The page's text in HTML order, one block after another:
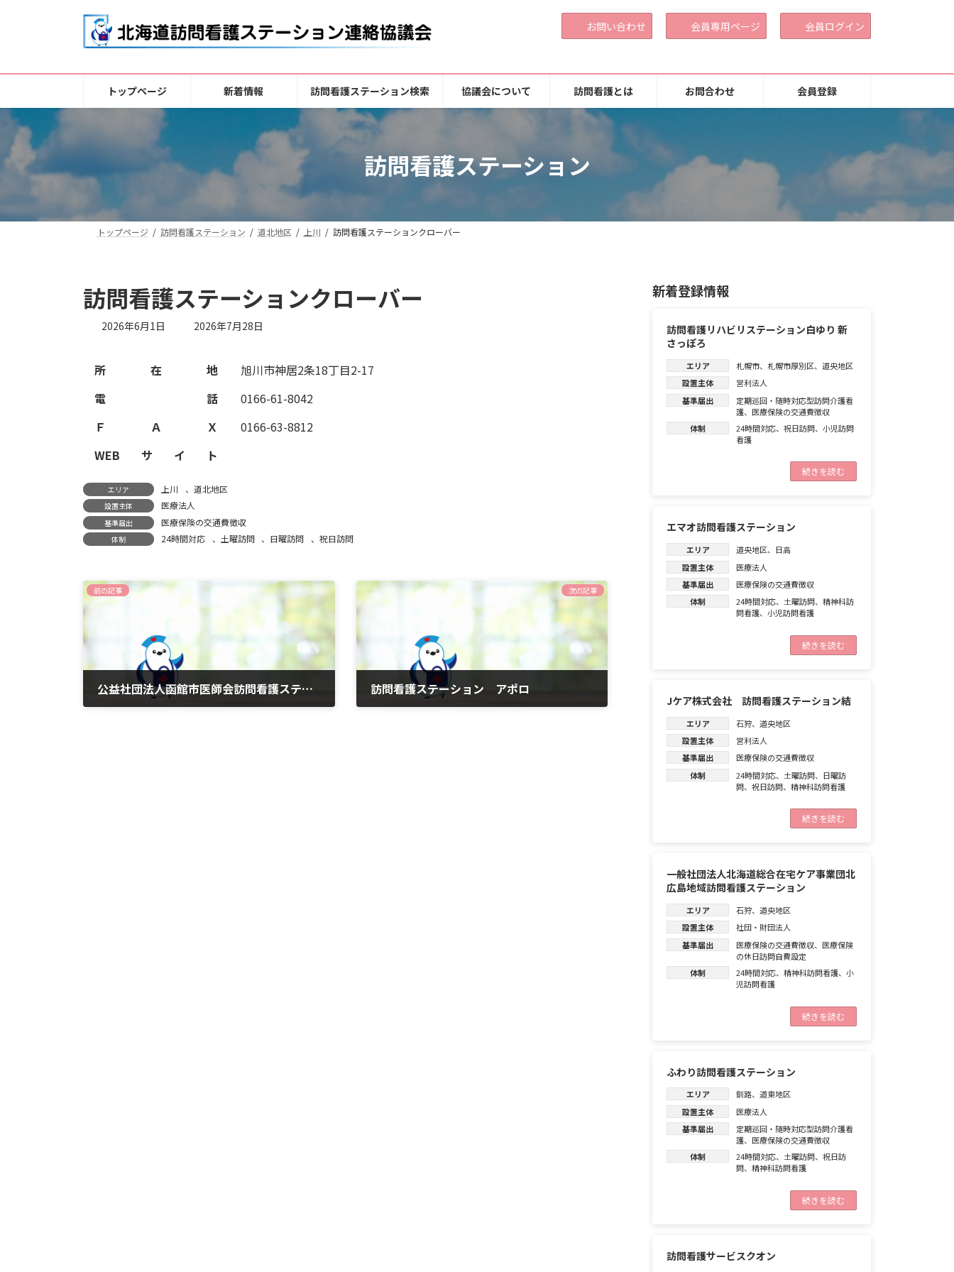
ツ
ス
プ
シ
ン
動
お問い合わせ 会員専用ページ 会員ログイン
トップページ 新着情報 訪問看護ステーション検索 協議会について 訪問看護とは お問合わせ 会員登録
訪問看護ステーション
トップページ 訪問看護ステーション 道北地区 上川 訪問看護ステーションクローバー
訪問看護ステーションクローバー
2026年6月1日
最
2026年7月28日
所在地
旭川市神居2条18丁目2-17
電話
0166-61-8042
ＦＡＸ
0166-63-8812
WEBサイト
エリア 上川 、 道北地区
設置主体 医療法人
基準届出 医療保険の交通費徴収
体制 24時間対応 、 土曜訪問 、 日曜訪問 、 祝日訪問
前の記事
公益社団法人函館市医師会訪問看護ステーション
次の記事
訪問看護ステーション アポロ
新着登録情報
訪問看護リハビリステーション白ゆり 新
さっぽろ
エリア 札幌市、札幌市厚別区、道央地区
設置主体
営利法人
基準届出
定期巡回・随時対応型訪問介護看
護、 医療保険の交通費徴収
体制
24時間対応、祝日訪問、小児訪問
看護
続きを読む
エマオ訪問看護ステーション
エリア 道央地区、 日高
設置主体
医療法人
基準届出
医療保険の交通費徴収
体制
24時間対応、土曜訪問、精神科訪
問看護、小児訪問看護
続きを読む
Jケア株式会社 訪問看護ステーション結
エリア 石狩、道央地区
設置主体
営利法人
基準届出
医療保険の交通費徴収
体制
24時間対応、 土曜訪問、 日曜訪
問、祝日訪問、精神科訪問看護
続きを読む
一般社団法人北海道総合在宅ケア事業団北
広島地域訪問看護ステーション
エリア 石狩、道央地区
設置主体
社団・財団法人
基準届出
医療保険の交通費徴収、 医療保険
の休日訪問自費設定
体制
24時間対応、精神科訪問看護、小
児訪問看護
続きを読む
ふわり訪問看護ステーション
エリア 釧路、道東地区
設置主体
医療法人
基準届出
定期巡回・随時対応型訪問介護看
護、 医療保険の交通費徴収
体制
24時間対応、土曜訪問、祝日訪
問、精神科訪問看護
続きを読む
訪問看護サービスクオン